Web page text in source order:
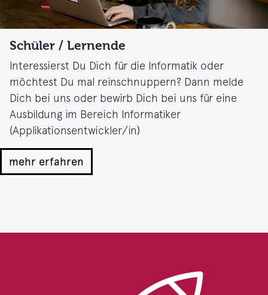
Schüler / Lernende
Interessierst Du Dich für die Informatik oder
möchtest Du mal reinschnuppern? Dann melde
Dich bei uns oder bewirb Dich bei uns für eine
Ausbildung im Bereich Informatiker
(Applikationsentwickler/in)
mehr erfahren